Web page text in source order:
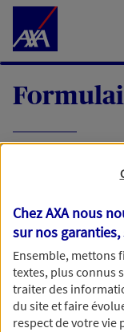
Accéder au Contenu
demande, nous
meilleurs
Votre message :
Chez AXA nous
sur nos
Ensemble, mettons
textes, plus connus
traiter des
du site et faire
respect de votre vie